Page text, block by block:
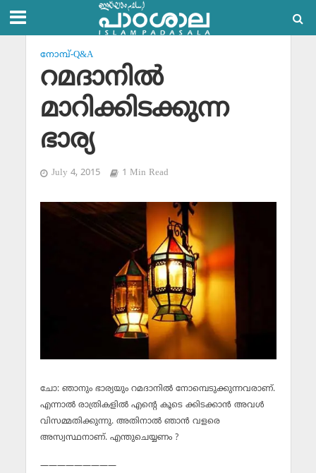
നോമ്പ്-Q&A
റമദാനില്‍
മാറിക്കിടക്കുന്ന
ഭാര്യ
July 4, 2015 1 Min Read
ചോ: ഞാനും ഭാര്യയും റമദാനില്‍ നോമ്പെടുക്കുന്നവരാണ്.
എന്നാല്‍ രാത്രികളില്‍ എന്റെ കൂടെ ക്കിടക്കാന്‍ അവള്‍
വിസമ്മതിക്കുന്നു. അതിനാല്‍ ഞാന്‍ വളരെ
അസ്വസ്ഥനാണ്. എന്തുചെയ്യണം ?
—————————